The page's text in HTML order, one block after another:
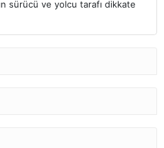
sürücü ve yolcu tarafı dikkate